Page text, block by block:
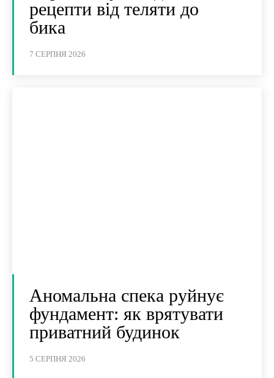
рецепти від теляти до
бика
7 СЕРПНЯ 2026
Аномальна спека руйнує
фундамент: як врятувати
приватний будинок
5 СЕРПНЯ 2026